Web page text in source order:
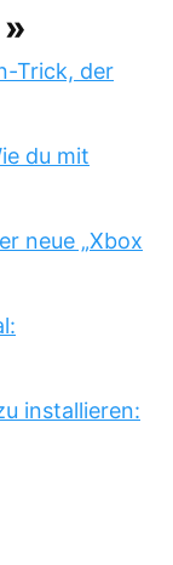
Trick, der
du mit
neue „Xbox
installieren: